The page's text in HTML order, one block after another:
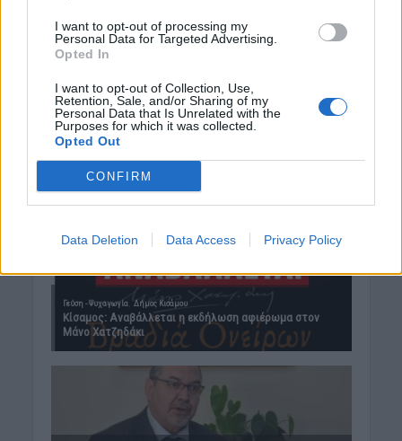
I want to opt-out of processing my
Personal Data for Targeted Advertising.
Opted In
I want to opt-out of Collection, Use,
Retention, Sale, and/or Sharing of my
Personal Data that Is Unrelated with the
Purposes for which it was collected.
Opted Out
CONFIRM
Data Deletion Data Access Privacy Policy